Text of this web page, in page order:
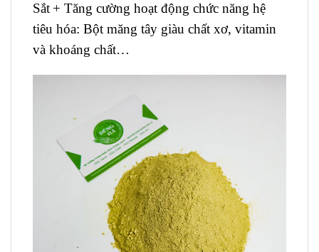
Sắt + Tăng cường hoạt động chức năng hệ
tiêu hóa: Bột măng tây giàu chất xơ, vitamin
và khoáng chất…